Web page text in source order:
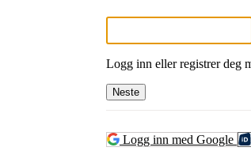
Logg inn eller registrer deg
Neste
Logg inn med Google